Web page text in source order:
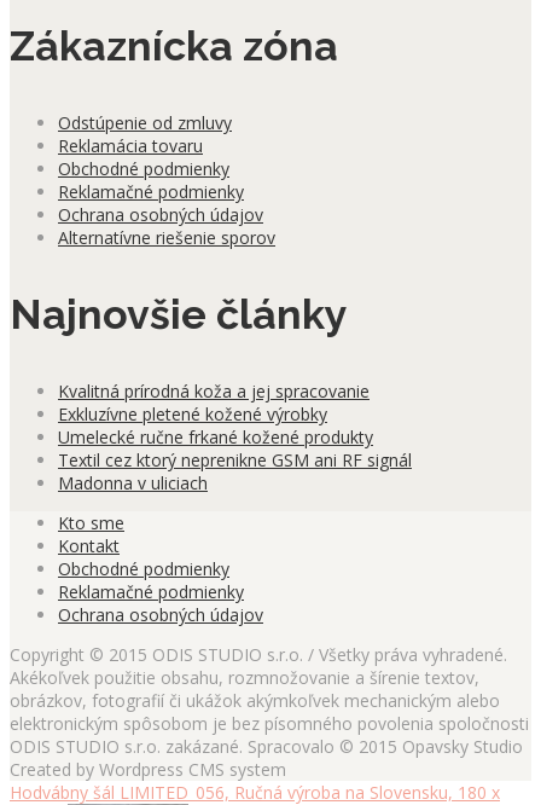
Zákaznícka zóna
Odstúpenie od zmluvy
Reklamácia tovaru
Obchodné podmienky
Reklamačné podmienky
Ochrana osobných údajov
Alternatívne riešenie sporov
Najnovšie články
Kvalitná prírodná koža a jej spracovanie
Exkluzívne pletené kožené výrobky
Umelecké ručne frkané kožené produkty
Textil cez ktorý neprenikne GSM ani RF signál
Madonna v uliciach
Kto sme
Kontakt
Obchodné podmienky
Reklamačné podmienky
Ochrana osobných údajov
Copyright © 2015 ODIS STUDIO s.r.o. / Všetky práva vyhradené.
Akékoľvek použitie obsahu, rozmnožovanie a šírenie textov,
obrázkov, fotografií či ukážok akýmkoľvek mechanickým alebo
elektronickým spôsobom je bez písomného povolenia spoločnosti
ODIS STUDIO s.r.o. zakázané. Spracovalo © 2015 Opavsky Studio
Created by Wordpress CMS system
Hodvábny šál LIMITED_056, Ručná výroba na Slovensku, 180 x